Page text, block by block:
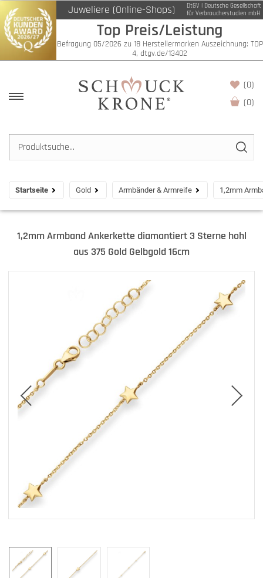
Juweliere (Online-Shops)
DtGV | Deutsche Gesellschaft
für Verbraucherstudien mbH
Top Preis/Leistung
Befragung 05/2026 zu 18 Herstellermarken Auszeichnung: TOP
4, dtgv.de/13402
(0)
(0)
Startseite Gold Armbänder & Armreife 1,2mm
1,2mm Armband Ankerkette diamantiert 3 Sterne hohl
aus 375 Gold Gelbgold 16cm